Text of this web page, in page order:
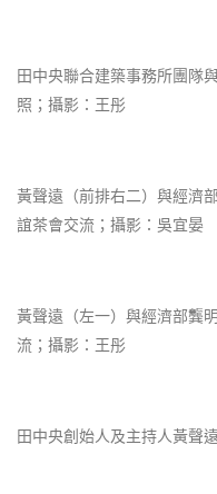
田中央聯合建築事務所團隊
照；攝影：王彤
黃聲遠（前排右二）與經濟
誼茶會交流；攝影：吳宜晏
黃聲遠（左一）與經濟部龔
流；攝影：王彤
田中央創始人及主持人黃聲